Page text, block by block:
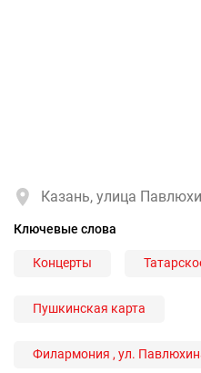
Казань, улица
Ключевые слова
Концерты
Пушкинская карта
Филармония , ул.